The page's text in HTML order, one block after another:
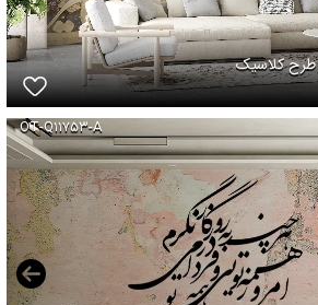
طرح کلاسیک
OT-Q۱۱۷۵۳-A